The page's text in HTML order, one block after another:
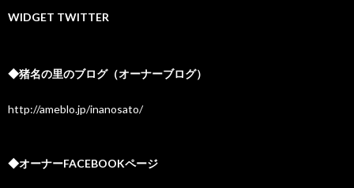
イ
WIDGET TWITTER
◆猪名の里のブログ（オーナーブログ）
http://ameblo.jp/inanosato/
◆オーナーFACEBOOKページ